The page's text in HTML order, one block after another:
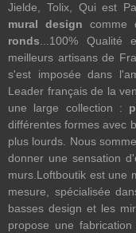
Jielde, Tolix, Qui est
mural design comme
ronds...100% Qualité
meilleurs artisans de
s'est imposée dans
Leader français de la
une large collection :
différentes formes avec
plus lourds. Nous
donner une sensation
murs.Loftboutik est une
mesure, spécialisée
basses design et les
propose une